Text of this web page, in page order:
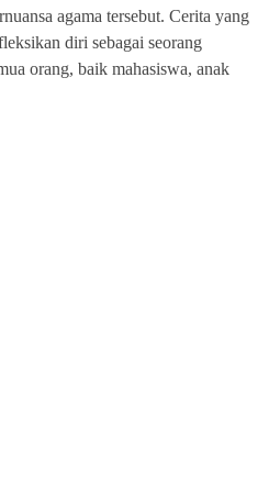
agama tersebut. Cerita yang
diri sebagai seorang
orang, baik mahasiswa, anak